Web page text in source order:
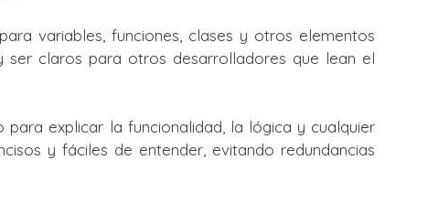
variables, funciones, clases y otros elementos
claros para otros desarrolladores que lean el
explicar la funcionalidad, la lógica y cualquier
y fáciles de entender, evitando redundancias